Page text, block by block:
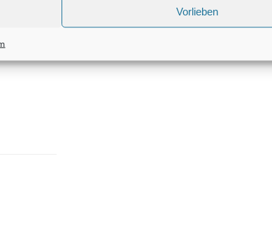
Vorlieben